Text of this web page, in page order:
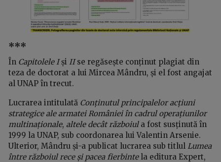
***
În Capitolele Iși IIse regăsește conținut plagiat din
teza de doctorat a lui Mircea Mândru, și el fost angajat
al UNAP în trecut.
Lucrarea intitulată Conținutul principalelor acțiuni
strategice ale armatei României în cadrul operațiunilor
multinaționale, altele decât războiula fost susținută în
1999 la UNAP, sub coordonarea lui Valentin Arsenie.
Ulterior, Mândru și-a publicat lucrarea sub titlul Lumea
între războiul rece și pacea fierbintela editura Expert,